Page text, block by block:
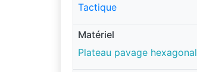
Tactique
Matériel
Plateau pavage hexagonal